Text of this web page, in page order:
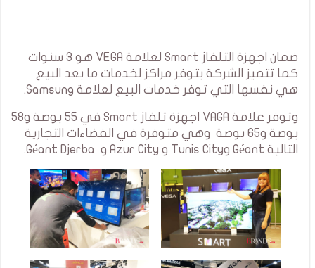
ضمان اجهزة التلفاز Smart لعلامة VEGA هو 3 سنوات
كما تتميز الشركة بتوفر مراكز لخدمات ما بعد البيع
هي نفسها التي توفر خدمات البيع لعلامة Samsung.
وتوفر علامة VAGA اجهزة تلفاز Smart في 55 بوصة و58
بوصة و65 بوصة وهي متوفرة في الفضاءات التجارية
التالية Géant وTunis City و Azur City و Géant Djerba.